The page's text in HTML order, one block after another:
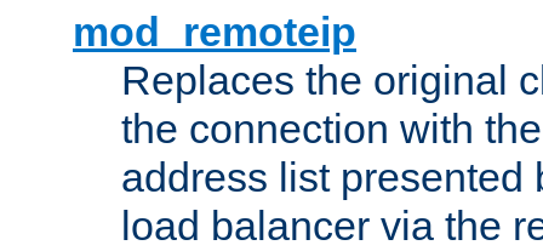
mod_remoteip
Replaces the original
the connection with
address list presented
load balancer via the